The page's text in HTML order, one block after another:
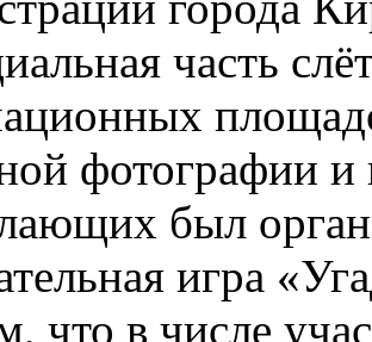
часть
фотографии
был
игра
что в числе